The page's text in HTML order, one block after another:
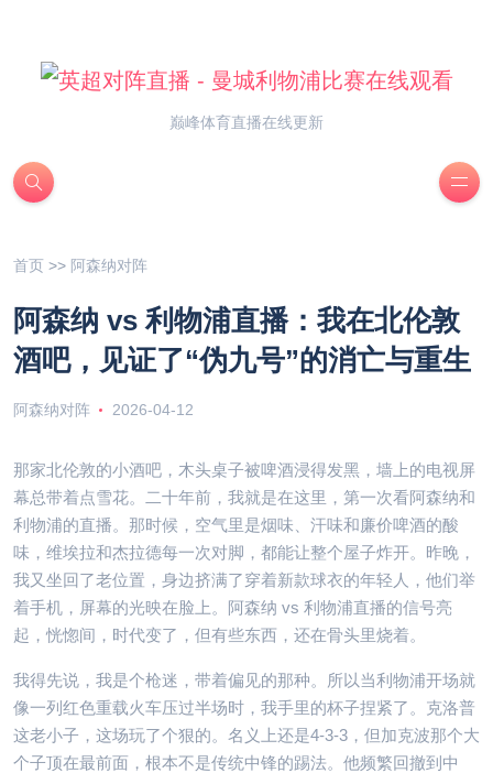
巅峰体育直播在线更新
首页 >> 阿森纳对阵
阿森纳 vs 利物浦直播：我在北伦敦
酒吧，见证了“伪九号”的消亡与重生
阿森纳对阵 2026-04-12
那家北伦敦的小酒吧，木头桌子被啤酒浸得发黑，墙上的电视屏
幕总带着点雪花。二十年前，我就是在这里，第一次看阿森纳和
利物浦的直播。那时候，空气里是烟味、汗味和廉价啤酒的酸
味，维埃拉和杰拉德每一次对脚，都能让整个屋子炸开。昨晚，
我又坐回了老位置，身边挤满了穿着新款球衣的年轻人，他们举
着手机，屏幕的光映在脸上。阿森纳 vs 利物浦直播的信号亮
起，恍惚间，时代变了，但有些东西，还在骨头里烧着。
我得先说，我是个枪迷，带着偏见的那种。所以当利物浦开场就
像一列红色重载火车压过半场时，我手里的杯子捏紧了。克洛普
这老小子，这场玩了个狠的。名义上还是4-3-3，但加克波那个大
个子顶在最前面，根本不是传统中锋的踢法。他频繁回撤到中